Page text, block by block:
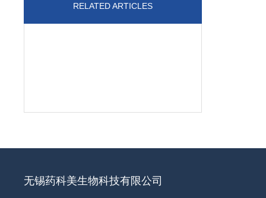
RELATED ARTICLES
无锡药科美生物科技有限公司